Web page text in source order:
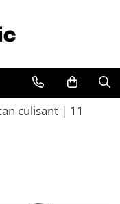
culisant | 11